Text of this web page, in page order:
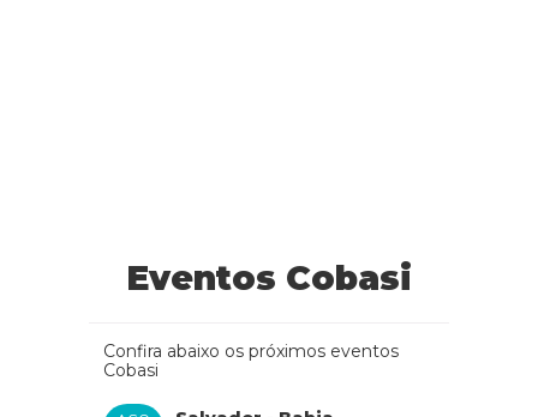
Eventos Cobasi
Confira abaixo os próximos eventos
Cobasi